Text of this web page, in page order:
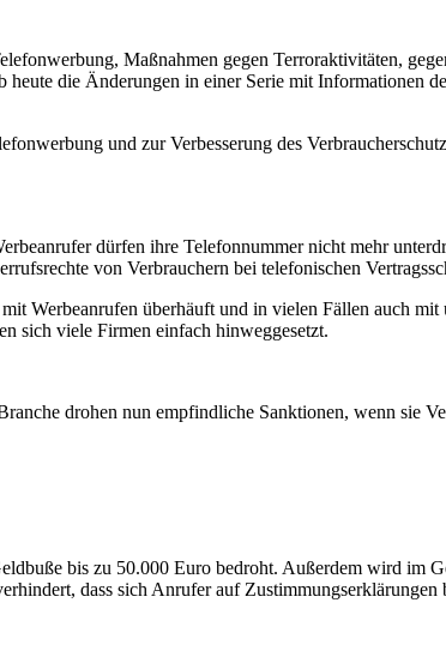
Maßnahmen gegen Terroraktivitäten,
die Änderungen in einer Serie mit Informationen
und zur Verbesserung des
dürfen ihre Telefonnummer nicht mehr
von Verbrauchern bei telefonischen
Werbeanrufen überhäuft und in vielen Fällen auch mit
sich viele Firmen einfach hinweggesetzt.
drohen nun empfindliche Sanktionen, wenn sie
bis zu 50.000 Euro bedroht. Außerdem wird im
dass sich Anrufer auf Zustimmungserklärungen